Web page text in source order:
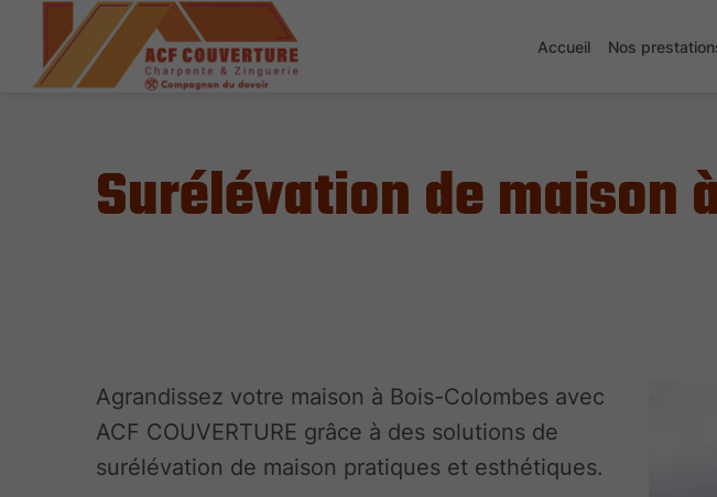
Accueil Nos
Surélévation de maison
Agrandissez votre maison à Bois-Colombes avec
ACF COUVERTURE grâce à des solutions de
surélévation de maison pratiques et esthétiques.